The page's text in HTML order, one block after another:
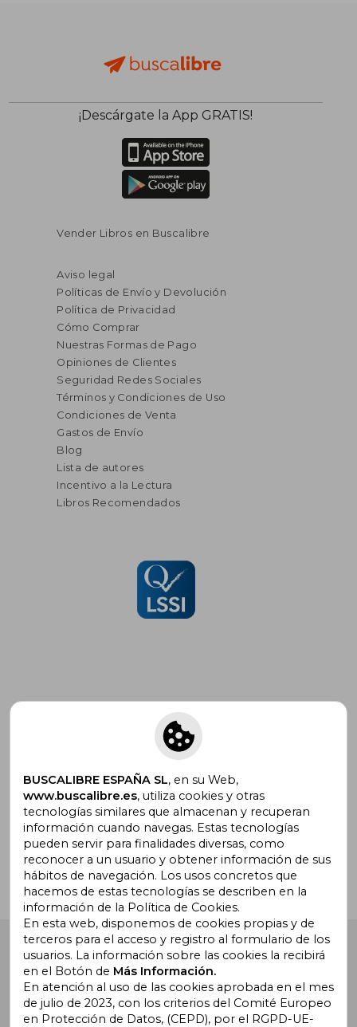
¡Descárgate la App GRATIS!
Vender Libros en Buscalibre
Aviso legal
Políticas de Envío y Devolución
Política de Privacidad
Cómo Comprar
Nuestras Formas de Pago
Opiniones de Clientes
Seguridad Redes Sociales
Términos y Condiciones de Uso
Condiciones de Venta
Gastos de Envío
Blog
Lista de autores
Incentivo a la Lectura
Libros Recomendados
Suscríbete para recibir ofertas y
promociones
¿Necesitas ayuda?
Ir a Centro de Soporte
Buscalibre España . Calle Energía, 65, Nave 3 (08940),
Cornellà de Llobregat, Barcelona. Derechos Reservados.
BUSCALIBRE ESPAÑA SL, en su Web,
www.buscalibre.es, utiliza cookies y otras
tecnologías similares que almacenan y recuperan
información cuando navegas. Estas tecnologías
pueden servir para finalidades diversas, como
reconocer a un usuario y obtener información de sus
hábitos de navegación. Los usos concretos que
hacemos de estas tecnologías se describen en la
información de la Política de Cookies.
En esta web, disponemos de cookies propias y de
terceros para el acceso y registro al formulario de los
usuarios. La información sobre las cookies la recibirá
en el Botón de Más Información.
En atención al uso de las cookies aprobada en el mes
de julio de 2023, con los criterios del Comité Europeo
en Protección de Datos, (CEPD), por el RGPD-UE-